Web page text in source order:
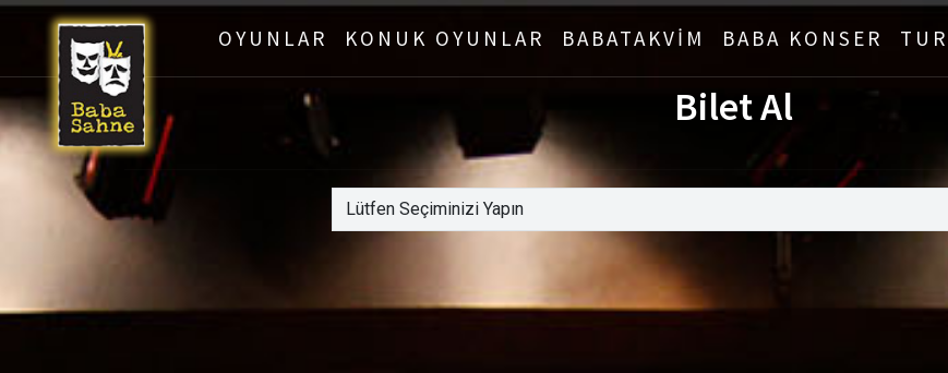
OYUNLAR KONUK OYUNLAR BABATAKVİM BABA KONSER
Bilet Al